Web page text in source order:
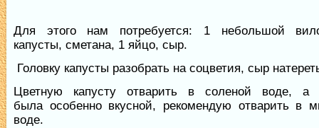
Для этого нам потребуется: 1 небольшой
капусты, сметана, 1 яйцо, сыр.
Головку капусты разобрать на соцветия, сыр
Цветную капусту отварить в соленой воде, а
была особенно вкусной, рекомендую отварить в
воде.